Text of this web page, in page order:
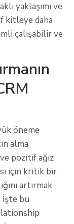
yaklaşımı ve
kitleye daha
çalışabilir ve
öneme
alma
pozitif ağız
için kritik bir
artırmak
bu